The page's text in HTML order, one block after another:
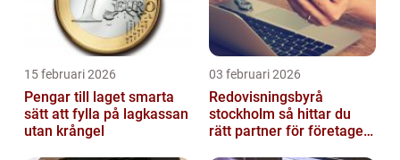
15 februari 2026
Pengar till laget smarta
sätt att fylla på lagkassan
utan krångel
03 februari 2026
Redovisningsbyrå
stockholm så hittar du
rätt partner för företagets